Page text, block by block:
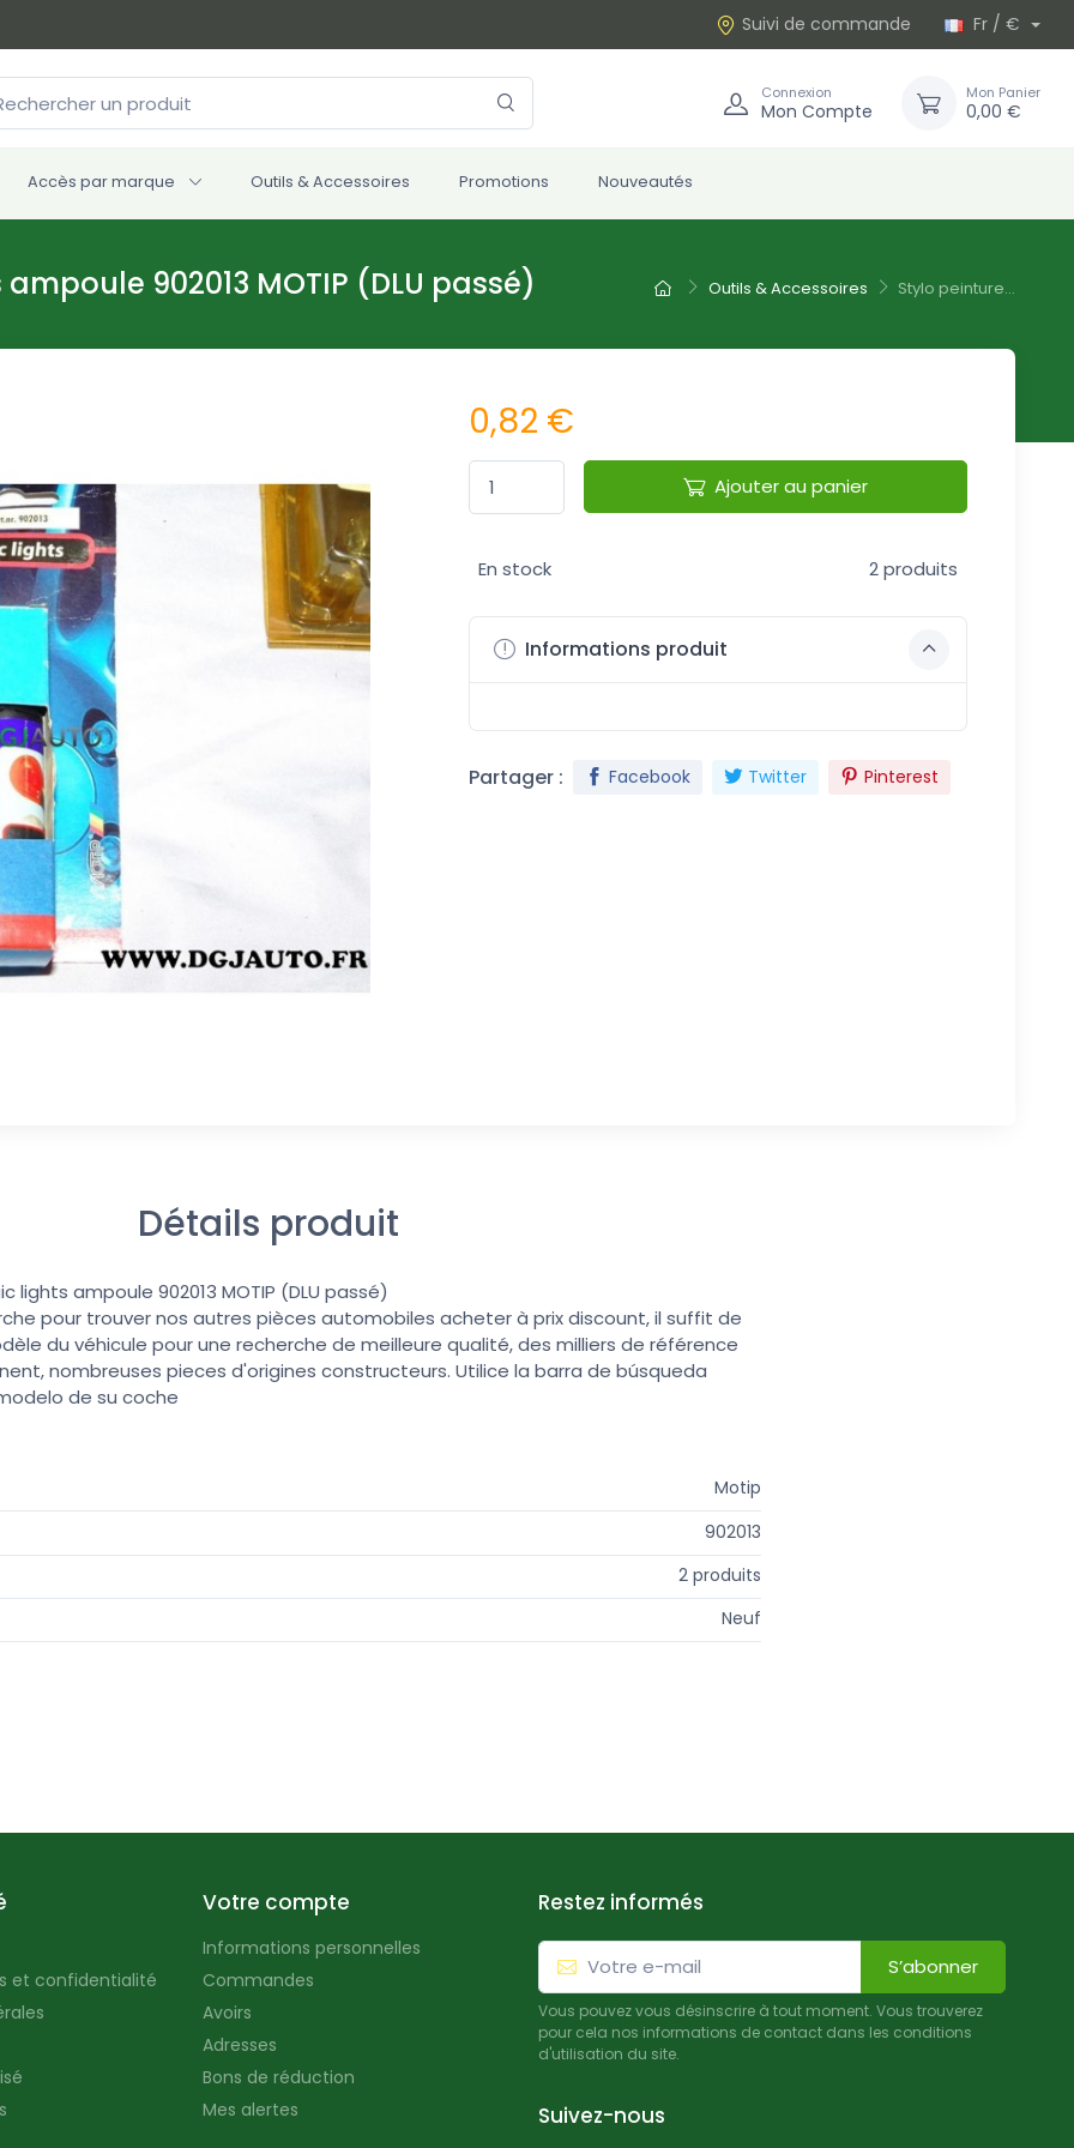
Suivi de commande Fr / €
Connexion
Mon Compte
Mon Panier
0,00 €
Accès par marque Outils & Accessoires Promotions Nouveautés
Outils & Accessoires Stylo peinture...
902013 MOTIP (DLU passé)
0,82 €
Ajouter au panier
En stock 2 produits
Informations produit
Partager : Facebook Twitter Pinterest
Détails produit
ampoule 902013 MOTIP (DLU passé)
pour trouver nos autres pièces automobiles acheter à prix discount, il suffit de
du véhicule pour une recherche de meilleure qualité, des milliers de référence
nombreuses pieces d'origines constructeurs. Utilice la barra de búsqueda
de su coche
Motip
902013
2 produits
Neuf
et confidentialité
Votre compte
Informations personnelles
Commandes
Avoirs
Adresses
Bons de réduction
Mes alertes
Restez informés
S’abonner
Vous pouvez vous désinscrire à tout moment. Vous trouverez
pour cela nos informations de contact dans les conditions
d'utilisation du site.
Suivez-nous